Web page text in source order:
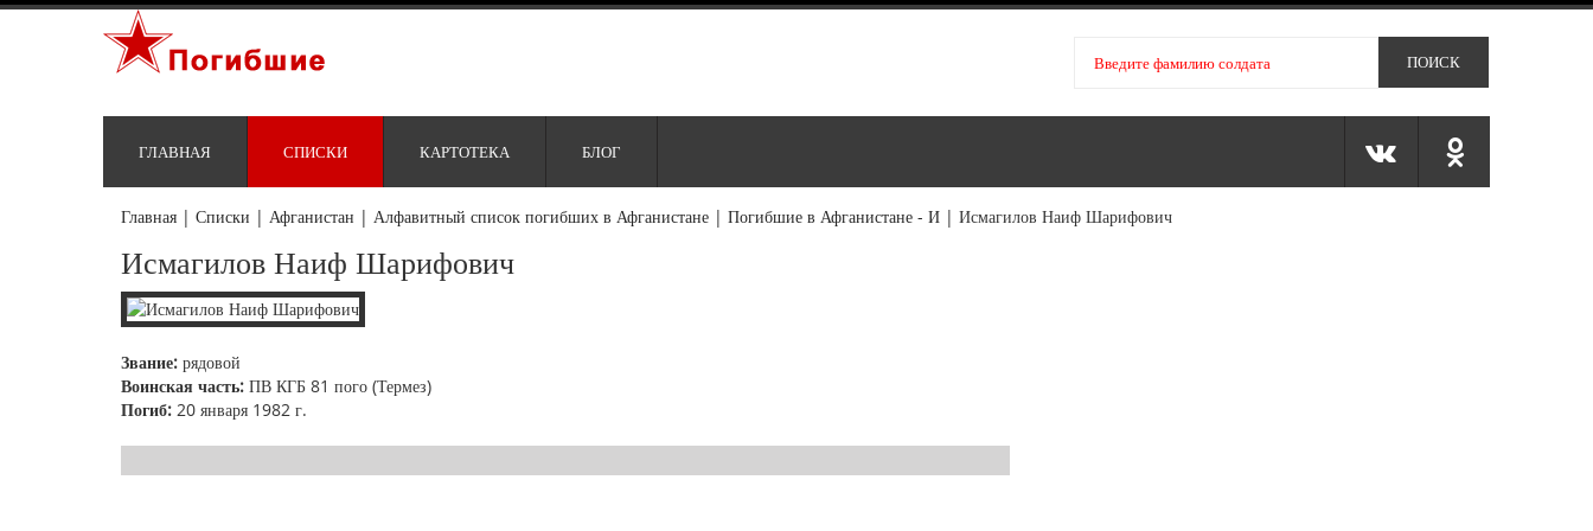
ГЛАВНАЯ СПИСКИ КАРТОТЕКА БЛОГ
Главная | Списки | Афганистан | Алфавитный список погибших в Афганистане | Погибшие в Афганистане - И | Исмагилов Наиф Шарифович
Исмагилов Наиф Шарифович
Звание: рядовой
Воинская часть: ПВ КГБ 81 пого (Термез)
Погиб: 20 января 1982 г.